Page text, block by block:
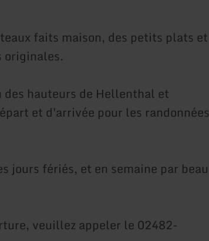
faits maison, des petits plats et
originales.
hauteurs de Hellenthal et
et d'arrivée pour les randonnées
jours fériés, et en semaine par beau
veuillez appeler le 02482-